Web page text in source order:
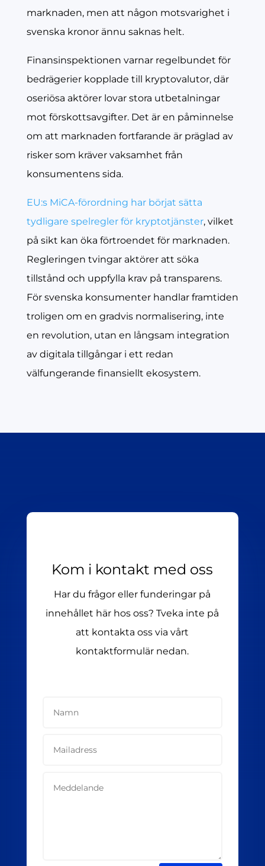
marknaden, men att någon motsvarighet i
svenska kronor ännu saknas helt.
Finansinspektionen varnar regelbundet för
bedrägerier kopplade till kryptovalutor, där
oseriösa aktörer lovar stora utbetalningar
mot förskottsavgifter. Det är en påminnelse
om att marknaden fortfarande är präglad av
risker som kräver vaksamhet från
konsumentens sida.
EU:s MiCA-förordning har börjat sätta
tydligare spelregler för kryptotjänster, vilket
på sikt kan öka förtroendet för marknaden.
Regleringen tvingar aktörer att söka
tillstånd och uppfylla krav på transparens.
För svenska konsumenter handlar framtiden
troligen om en gradvis normalisering, inte
en revolution, utan en långsam integration
av digitala tillgångar i ett redan
välfungerande finansiellt ekosystem.
Kom i kontakt med oss
Har du frågor eller funderingar på
innehållet här hos oss? Tveka inte på
att kontakta oss via vårt
kontaktformulär nedan.